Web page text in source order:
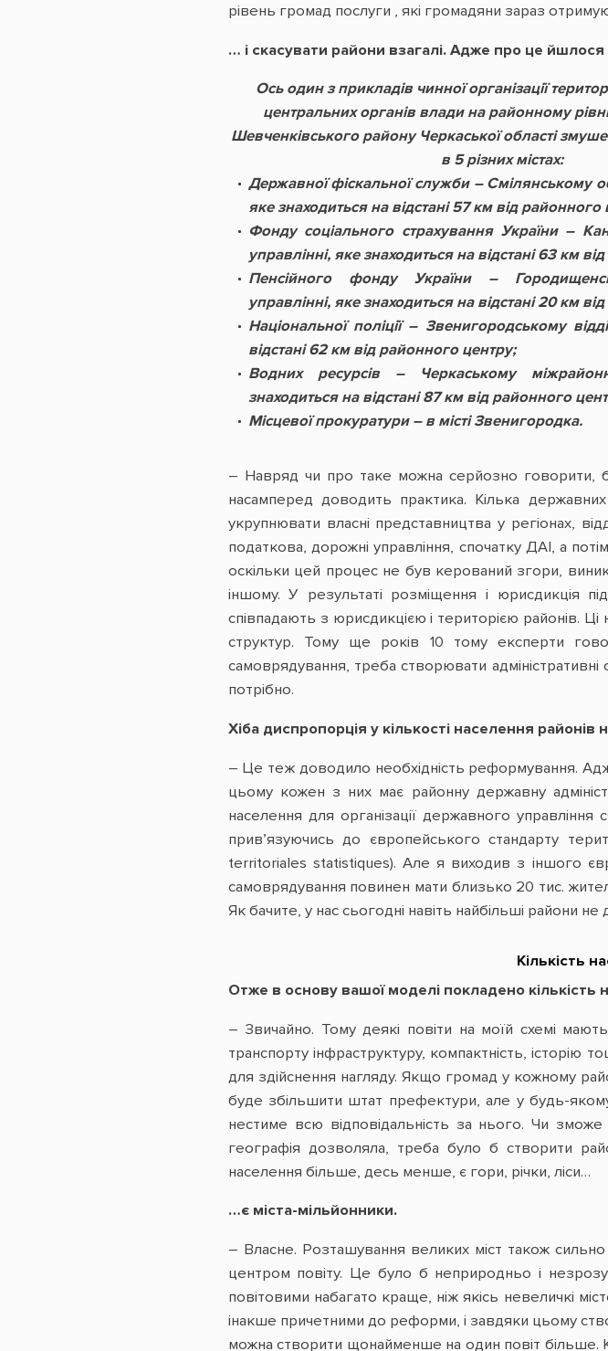
рівень громад послуги , які громадяни зараз
… і скасувати райони взагалі. Адже про це йшлося
Ось один з прикладів чинної організації
центральних органів влади на районному
Шевченківського району Черкаської області
в 5 різних містах:
Державної фіскальної служби – Смілянському
яке знаходиться на відстані 57 км від районного
Фонду соціального страхування України –
управлінні, яке знаходиться на відстані 63 км
Пенсійного фонду України –
управлінні, яке знаходиться на відстані 20 км
Національної поліції – Звенигородському
відстані 62 км від районного центру;
Водних ресурсів – Черкаському
знаходиться на відстані 87 км від районного
Місцевої прокуратури – в місті Звенигородка.
– Навряд чи про таке можна серйозно говорити,
насамперед доводить практика. Кілька
укрупнювати власні представництва у регіонах,
податкова, дорожні управління, спочатку ДАІ, а
оскільки цей процес не був керований згори,
іншому. У результаті розміщення і юрисдикція
співпадають з юрисдикцією і територією районів.
структур. Тому ще років 10 тому експерти
самоврядування, треба створювати
потрібно.
Хіба диспропорція у кількості населення
– Це теж доводило необхідність реформування.
цьому кожен з них має районну державну
населення для організації державного
прив’язуючись до європейського стандарту
territoriales statistiques). Але я виходив з іншого
самоврядування повинен мати близько 20 тис.
Як бачите, у нас сьогодні навіть найбільші райони
Кількість
Отже в основу вашої моделі покладено кількість
– Звичайно. Тому деякі повіти на моїй схемі
транспорту інфраструктуру, компактність,
для здійснення нагляду. Якщо громад у кожному
буде збільшити штат префектури, але у будь-
нестиме всю відповідальність за нього. Чи
географія дозволяла, треба було б створити
населення більше, десь менше, є гори, річки, ліси…
…є міста-мільйонники.
– Власне. Розташування великих міст також
центром повіту. Це було б неприродньо і
повітовими набагато краще, ніж якісь невеличкі
інакше причетними до реформи, і завдяки цьому
можна створити щонайменше на один повіт більше.